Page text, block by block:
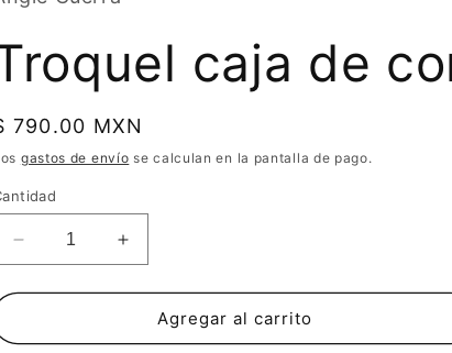
caja de
790.00 MXN
gastos de envío se calculan en la pantalla de pago.
Reducir
cantidad
para
caja
Aumentar
cantidad
para
Troquel
caja
Agregar al carrito